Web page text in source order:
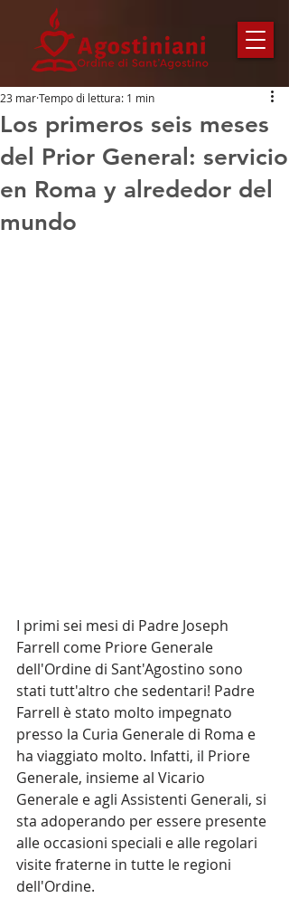
Los primeros seis meses
del Prior General: servicio
en Roma y alrededor del
mundo
23 marTempo di lettura: 1 min
I primi sei mesi di Padre Joseph
Farrell come Priore Generale
dell'Ordine di Sant'Agostino sono
stati tutt'altro che sedentari! Padre
Farrell è stato molto impegnato
presso la Curia Generale di Roma e
ha viaggiato molto. Infatti, il Priore
Generale, insieme al Vicario
Generale e agli Assistenti Generali, si
sta adoperando per essere presente
alle occasioni speciali e alle regolari
visite fraterne in tutte le regioni
dell'Ordine.